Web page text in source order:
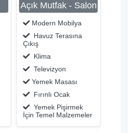
Açık Mutfak - Salon
Modern Mobilya
Havuz Terasına
Çıkış
Klima
Televizyon
Yemek Masası
Fırınlı Ocak
Yemek Pişirmek
İçin Temel Malzemeler